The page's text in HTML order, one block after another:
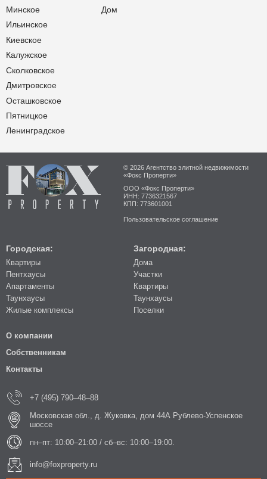
Минское
Ильинское
Киевское
Калужское
Сколковское
Дмитровское
Осташковское
Пятницкое
Ленинградское
Дом
© 2026 Агентство элитной недвижимости
«Фокс Проперти»
ООО «Фокс Проперти»
ИНН: 7736321567
КПП: 773601001
Пользовательское соглашение
Городская:
Квартиры
Пентхаусы
Апартаменты
Таунхаусы
Жилые комплексы
Загородная:
Дома
Участки
Квартиры
Таунхаусы
Поселки
О компании
Собственникам
Контакты
+7 (495) 790–48–88
Московская обл., д. Жуковка, дом 44А Рублево-Успенское
шоссе
пн–пт: 10:00–21:00 / сб–вс: 10:00–19:00.
info@foxproperty.ru